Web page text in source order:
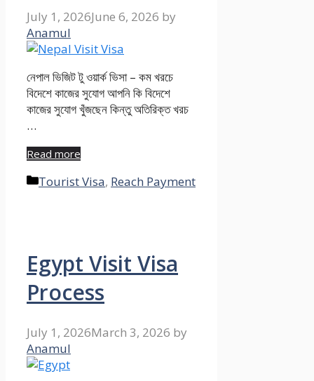
July 1, 2026June 6, 2026 by
Anamul
নেপাল ভিজিট টু ওয়ার্ক ভিসা – কম খরচে
বিদেশে কাজের সুযোগ আপনি কি বিদেশে
কাজের সুযোগ খুঁজছেন কিন্তু অতিরিক্ত খরচ
…
Read more
Categories
Tourist Visa, Reach Payment
Egypt Visit Visa
Process
July 1, 2026March 3, 2026 by
Anamul